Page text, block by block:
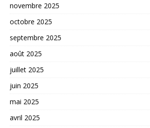
novembre 2025
octobre 2025
septembre 2025
août 2025
juillet 2025
juin 2025
mai 2025
avril 2025